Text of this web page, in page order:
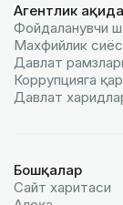
Агентлик ҳақида
Фойдаланувчи
Махфийлик
Давлат
Коррупцияга
Давлат
Бошқалар
Сайт харитаси